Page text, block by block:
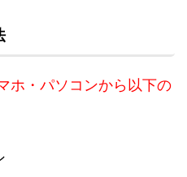
ホ・パソコンから以下の